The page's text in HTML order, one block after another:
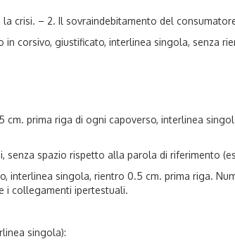
la crisi. – 2. Il sovraindebitamento del
corsivo, giustificato, interlinea singola, senza
cm. prima riga di ogni capoverso, interlinea
spazio rispetto alla parola di riferimento
interlinea singola, rientro 0.5 cm. prima riga.
i collegamenti ipertestuali.
singola):